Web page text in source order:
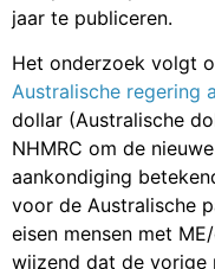
jaar geleden
oefentherapie/
promootten. Dat
vroegere
vooral sinds het
Institute for Health
Verenigd Koninkrijk
ME/cvs.